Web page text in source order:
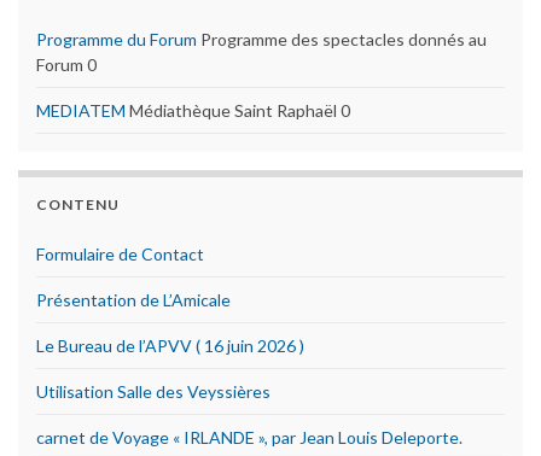
Programme du Forum Programme des spectacles donnés au
Forum 0
MEDIATEM Médiathèque Saint Raphaël 0
CONTENU
Formulaire de Contact
Présentation de L’Amicale
Le Bureau de l’APVV ( 16 juin 2026 )
Utilisation Salle des Veyssières
carnet de Voyage « IRLANDE », par Jean Louis Deleporte.